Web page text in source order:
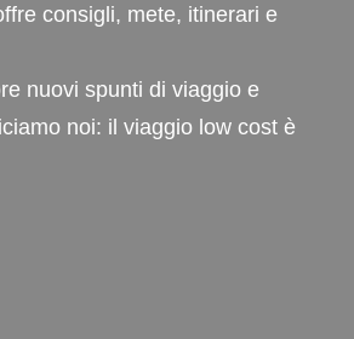
consigli, mete, itinerari e
nuovi spunti di viaggio e
noi: il viaggio low cost è